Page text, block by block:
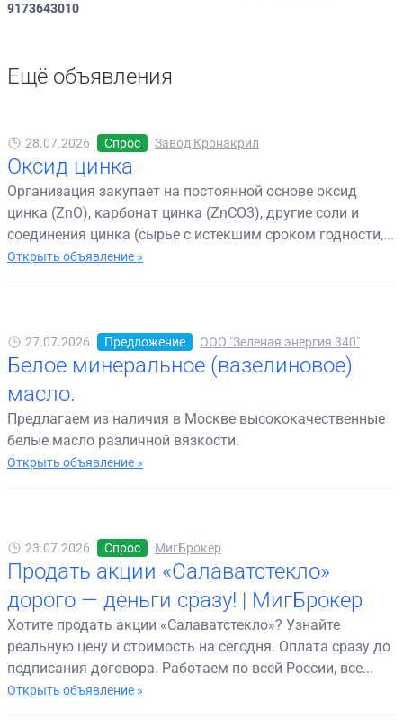
9173643010
Ещё объявления
28.07.2026 Спрос Завод Кронакрил
Оксид цинка
Организация закупает на постоянной основе оксид
цинка (ZnO), карбонат цинка (ZnCO3), другие соли и
соединения цинка (сырье с истекшим сроком годности,...
Открыть объявление »
27.07.2026 Предложение ООО "Зеленая энергия 340"
Белое минеральное (вазелиновое)
масло.
Предлагаем из наличия в Москве высококачественные
белые масло различной вязкости.
Открыть объявление »
23.07.2026 Спрос МигБрокер
Продать акции «Салаватстекло»
дорого — деньги сразу! | МигБрокер
Хотите продать акции «Салаватстекло»? Узнайте
реальную цену и стоимость на сегодня. Оплата сразу до
подписания договора. Работаем по всей России, все...
Открыть объявление »